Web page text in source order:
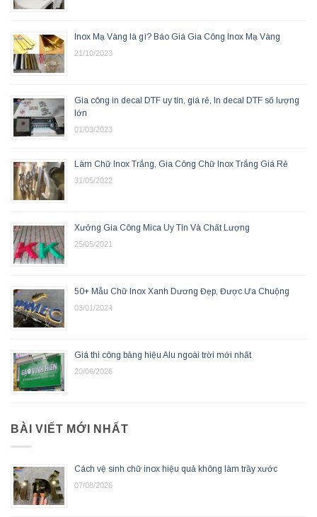
Inox Mạ Vàng là gì? Báo Giá Gia Công Inox Mạ Vàng
21/10/2023
Gia công in decal DTF uy tín, giá rẻ, In decal DTF số lượng
lớn
01/03/2023
Làm Chữ Inox Trắng, Gia Công Chữ Inox Trắng Giá Rẻ
31/05/2022
Xưởng Gia Công Mica Uy Tín Và Chất Lượng
25/05/2021
50+ Mẫu Chữ Inox Xanh Dương Đẹp, Được Ưa Chuộng
03/01/2024
Giá thi công bảng hiệu Alu ngoài trời mới nhất
20/06/2026
BÀI VIẾT MỚI NHẤT
Cách vệ sinh chữ inox hiệu quả không làm trầy xước
07/08/2026